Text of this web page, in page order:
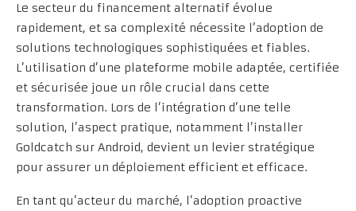
Le secteur du financement alternatif évolue
rapidement, et sa complexité nécessite l’adoption de
solutions technologiques sophistiquées et fiables.
L’utilisation d’une plateforme mobile adaptée, certifiée
et sécurisée joue un rôle crucial dans cette
transformation. Lors de l’intégration d’une telle
solution, l’aspect pratique, notamment l’installer
Goldcatch sur Android, devient un levier stratégique
pour assurer un déploiement efficient et efficace.
En tant qu’acteur du marché, l’adoption proactive